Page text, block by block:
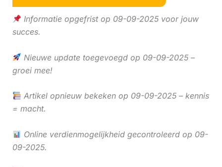
Informatie opgefrist op 09-09-2025 voor jouw
succes.
Nieuwe update toegevoegd op 09-09-2025 –
groei mee!
Artikel opnieuw bekeken op 09-09-2025 – kennis
= macht.
Online verdienmogelijkheid gecontroleerd op 09-
09-2025.